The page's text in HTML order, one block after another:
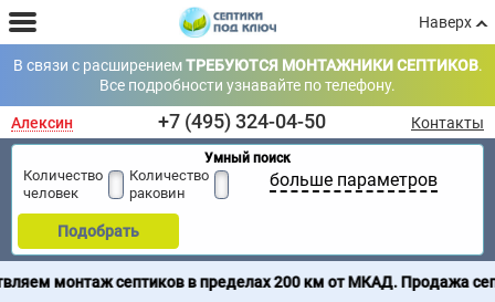
Наверх
В связи с расширениемТРЕБУЮТСЯ МОНТАЖНИКИ СЕПТИКОВ.
Все подробности узнавайте по телефону.
Алексин +7 (495) 324-04-50 Контакты
Умный поиск
Количество
человек
Количество
раковин
больше параметров
Подобрать
в пределах 200 км от МКАД. Продажа септиков по всей